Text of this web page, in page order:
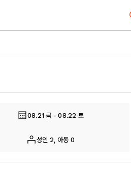
08.21 금 - 08.22 토
성인 2, 아동 0